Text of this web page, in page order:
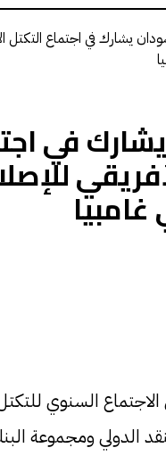
يشارك في اجتماع التكتل
في
السنوي للتكتل
الدولي ومجموعة